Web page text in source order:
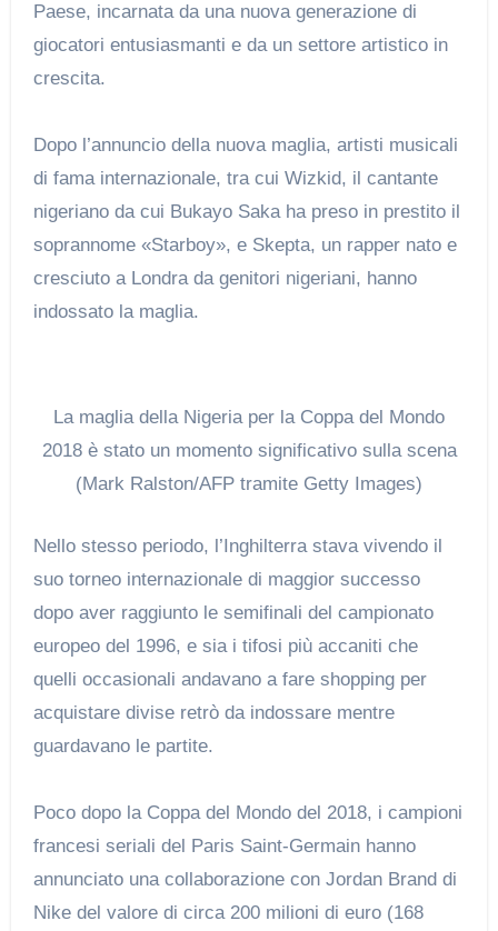
Paese, incarnata da una nuova generazione di
giocatori entusiasmanti e da un settore artistico in
crescita.
Dopo l’annuncio della nuova maglia, artisti musicali
di fama internazionale, tra cui Wizkid, il cantante
nigeriano da cui Bukayo Saka ha preso in prestito il
soprannome «Starboy», e Skepta, un rapper nato e
cresciuto a Londra da genitori nigeriani, hanno
indossato la maglia.
La maglia della Nigeria per la Coppa del Mondo
2018 è stato un momento significativo sulla scena
(Mark Ralston/AFP tramite Getty Images)
Nello stesso periodo, l’Inghilterra stava vivendo il
suo torneo internazionale di maggior successo
dopo aver raggiunto le semifinali del campionato
europeo del 1996, e sia i tifosi più accaniti che
quelli occasionali andavano a fare shopping per
acquistare divise retrò da indossare mentre
guardavano le partite.
Poco dopo la Coppa del Mondo del 2018, i campioni
francesi seriali del Paris Saint-Germain hanno
annunciato una collaborazione con Jordan Brand di
Nike del valore di circa 200 milioni di euro (168